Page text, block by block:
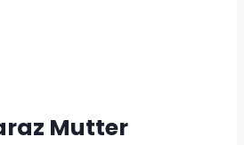
Mutter